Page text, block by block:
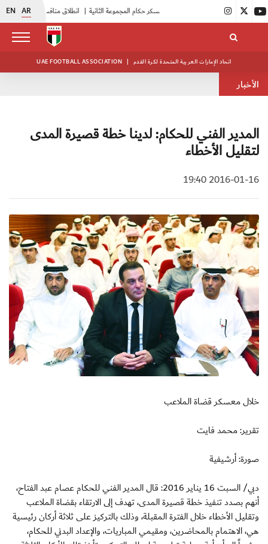
EN AR انطلاق منافسات بطولة النخبة لحرس الرئاسة |
UAE FOOTBALL ASSOCIATION | اتحاد الإمارات العربية المتحدة لكرة القدم
الأخبار
المدير الفني للحكام: لدينا خطة قصيرة المدى
لتقليل الأخطاء
2016-01-16 19:40
خلال معسكر قضاة الملاعب
تقرير: محمد فايت
صورة: أرشيفية
دبي/ السبت 16 يناير 2016: قال المدير الفني للحكام عصام عبد الفتاح،
أنهم بصدد تنفيذ خطة قصيرة المدى، تهدف إلى الارتقاء بقضاة الملاعب
وتقليل الأخطاء خلال الفترة المقبلة، وذلك بالتركيز على ثلاثة أركان رئيسية
هي، الاهتمام بالمحاضرين، ومقيمي المباريات، والإعداد البدني للحكام،